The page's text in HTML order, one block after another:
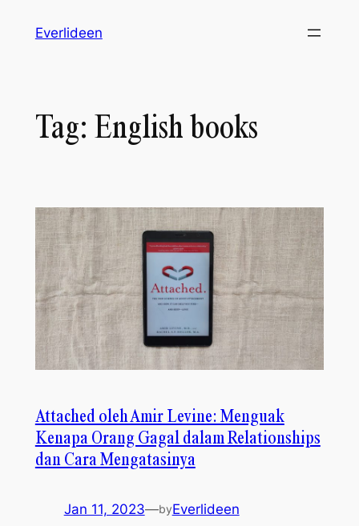
Everlideen
Tag: English books
Attached oleh Amir Levine: Menguak
Kenapa Orang Gagal dalam Relationships
dan Cara Mengatasinya
Jan 11, 2023—byEverlideen